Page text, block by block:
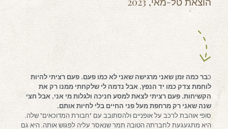
כבר כמה זמן שאני מרגישה שאני לא כמו פעם. פעם רציתי להיות
לוחמת צדק כמו יד הנפץ, אבל נדמה לי שלקחתי ממנו רק את
הקשיחות. פעם רציתי לצאת למסע חניכה ולגלות מי אני, אבל חצי
שנה שאני רק מרחפת מעל פני החיים בלי לחיות אותם.
סופי אוהבת לרכב על אופניים ולהסתובב עם "חבורת המדוכאים" שלה.
היא מתגעגעת לחברתה הטובה תמר שנאסר עליה לפגוש אותה. היא גם